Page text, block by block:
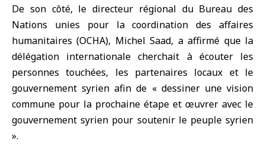
De son côté, le directeur régional du Bureau des
Nations unies pour la coordination des affaires
humanitaires (OCHA), Michel Saad, a affirmé que la
délégation internationale cherchait à écouter les
personnes touchées, les partenaires locaux et le
gouvernement syrien afin de « dessiner une vision
commune pour la prochaine étape et œuvrer avec le
gouvernement syrien pour soutenir le peuple syrien
».